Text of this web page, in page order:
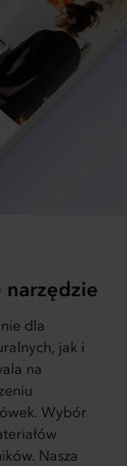
narzędzie
dla
jak i
na
Wybór
Nasza